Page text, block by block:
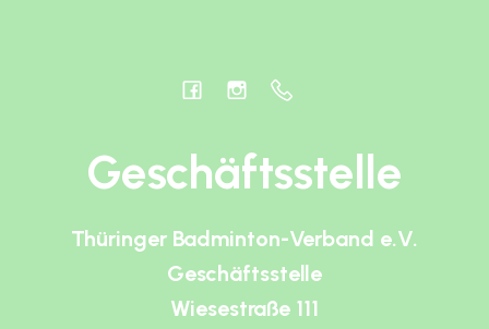
Geschäftsstelle
Thüringer Badminton-Verband e.V.
Geschäftsstelle
Wiesestraße 111